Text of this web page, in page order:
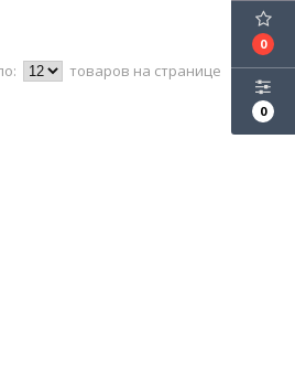
0
0
товаров на странице